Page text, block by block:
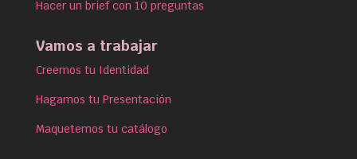
Hacer un brief con 10 preguntas
Vamos a trabajar
Creemos tu Identidad
Hagamos tu Presentación
Maquetemos tu catálogo